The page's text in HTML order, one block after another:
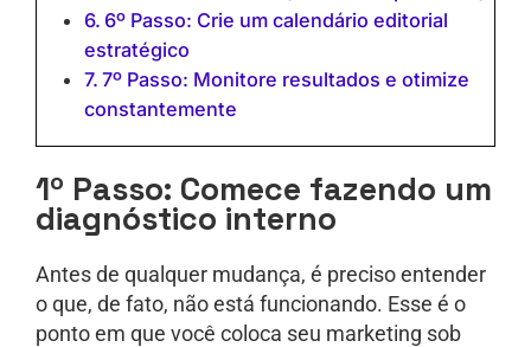
6º Passo: Crie um calendário editorial
estratégico
7º Passo: Monitore resultados e otimize
constantemente
1º Passo: Comece fazendo um
diagnóstico interno
Antes de qualquer mudança, é preciso entender
o que, de fato, não está funcionando. Esse é o
ponto em que você coloca seu marketing sob